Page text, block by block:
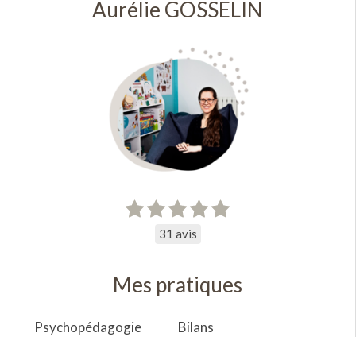
Aurélie GOSSELIN
31 avis
Mes pratiques
Psychopédagogie
Bilans